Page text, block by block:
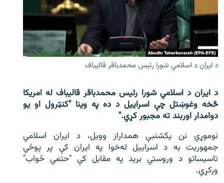
'کووېډ-۱۹'
اړیکه
دري پاڼه
Azadi English
راسره ملګري شئ
د ازادې اروپا/ ازادي راډيو ټولې پاڼې
د ایران د اسلامي شورا رئیس محمدباقر قالیباف
د ایران د اسلامي شورا رئیس محمدباقر قالیباف له امریکا
څخه وغوښتل چې اسراییل د ده په وینا "کنټرول او یو
دوامدار اوربند ته مجبور کړي."
نوموړي نن یکشنبې همداراز وویل، د ایران اسلامي
جمهوریت به د اسراییل له‌خوا په ایران کې پر پوځي
تاسیساتو د وروستي برید په مقابل کې "حتمي ځواب"
ورکړي.